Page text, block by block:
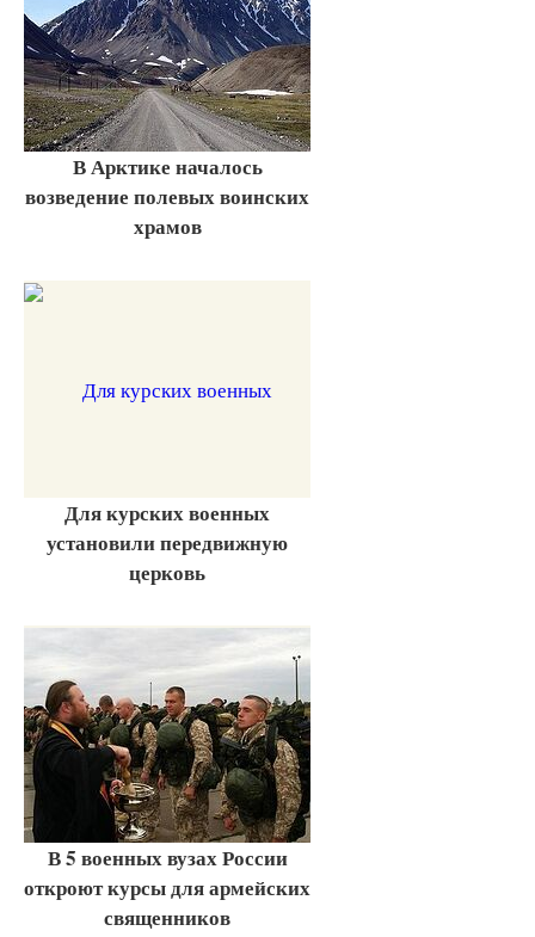
В Арктике началось
возведение полевых воинских
храмов
Для курских военных
установили передвижную
церковь
В 5 военных вузах России
откроют курсы для армейских
священников